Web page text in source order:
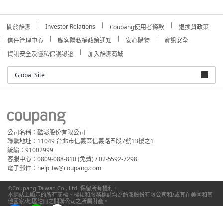
關於酷澎 Investor Relations Coupang使用者條款
退換貨政策
信任管理中心
顧客隱私權政策通知 安心購物
資訊安全
資訊安全及隱私保護認證
加入酷澎商城
Global Site
公司名稱：酷澎股份有限公司
聯繫地址：11049 台北市信義區信義路五段7號13樓之1
統編：91002999
客服中心：0809-088-810 (免費) / 02-5592-7298
電子郵件：help_tw@coupang.com
©Coupang Taiwan Co., Ltd. 保留所有權利。
本網站上顯示的所有商標、標誌和服務標誌均為酷澎股份有限公司和/或其在美國和其
他國家/地區註冊之關聯公司之所屬財產。